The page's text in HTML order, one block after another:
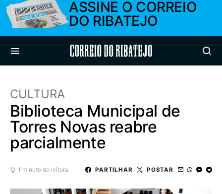
ASSINE O CORREIO
DO RIBATEJO
Correio do Ribatejo
CULTURA
Biblioteca Municipal de
Torres Novas reabre
parcialmente
1 minuto de leitura PARTILHAR POSTAR